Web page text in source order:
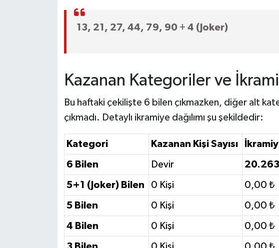
13, 21, 27, 44, 79, 90+ 4 (Joker)
Kazanan Kategoriler ve
Bu haftaki çekilişte 6 bilen çıkmazken, diğer alt
çıkmadı. Detaylı ikramiye dağılımı şu şekildedir:
Kategori Kazanan Kişi Sayısı
6 Bilen Devir
5+1 (Joker) Bilen 0 Kişi 0,00 ₺
5 Bilen 0 Kişi 0,00 ₺
4 Bilen 0 Kişi 0,00 ₺